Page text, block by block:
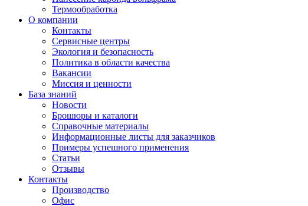
Термообработка
О компании
Контакты
Сервисные центры
Экология и безопасность
Политика в области качества
Вакансии
Миссия и ценности
База знаний
Новости
Брошюры и каталоги
Справочные материалы
Информационные листы для заказчиков
Примеры успешного применения
Статьи
Отзывы
Контакты
Производство
Офис